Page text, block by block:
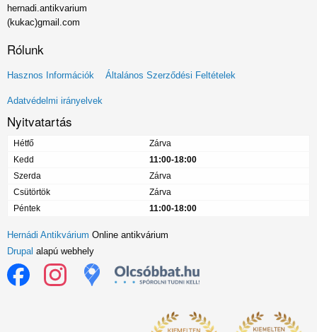
hernadi.antikvarium
(kukac)gmail.com
Rólunk
Lábléc
menü
Hasznos Információk Általános Szerződési Feltételek
Adatvédelmi irányelvek
Nyitvatartás
Hétfő
Zárva
Kedd
11:00-18:00
Szerda
Zárva
Csütörtök
Zárva
Péntek
11:00-18:00
Hernádi Antikvárium Online antikvárium
Drupal alapú webhely